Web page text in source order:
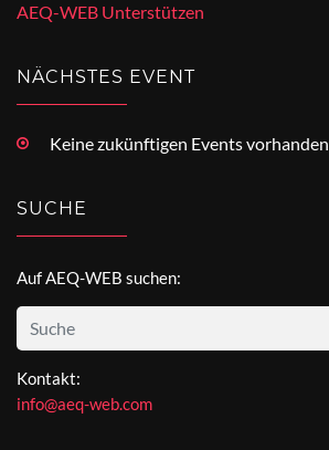
AEQ-WEB Unterstützen
NÄCHSTES EVENT
Keine zukünftigen Events vorhanden
SUCHE
Auf AEQ-WEB suchen:
Kontakt:
info@aeq-web.com